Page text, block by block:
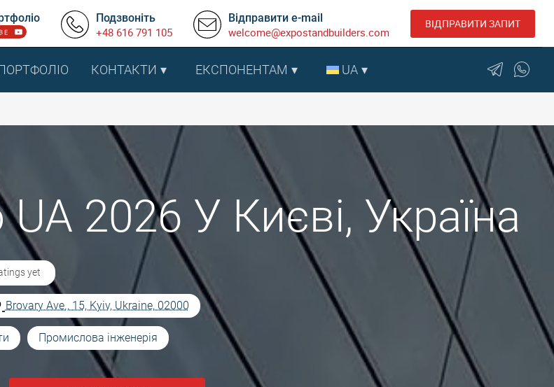
Подзвоніть
+48 616 791 105
Відправити e-mail
welcome@expostandbuilders.com
ВІДПРАВИТИ ЗАПИТ
КОНТАКТИ ЕКСПОНЕНТАМ UA
2026 У Києві, Україна
yet
Brovary Ave., 15, Kyiv, Ukraine, 02000
Промислова інженерія